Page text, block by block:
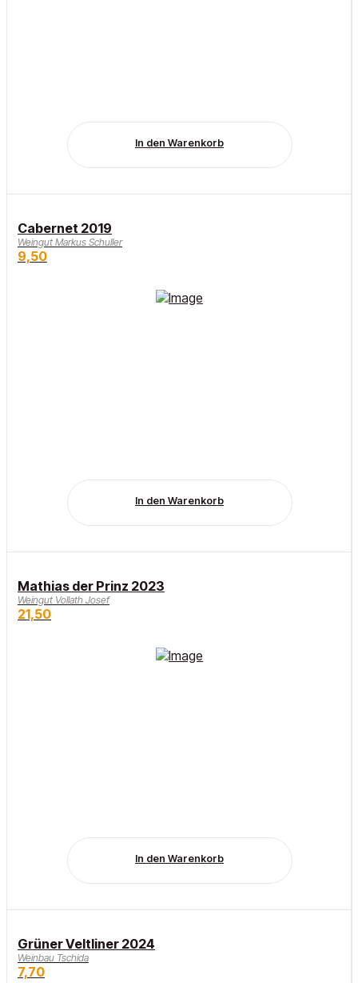
In den Warenkorb
Cabernet 2019
Weingut Markus Schuller
9,50
In den Warenkorb
Mathias der Prinz 2023
Weingut Vollath Josef
21,50
In den Warenkorb
Grüner Veltliner 2024
Weinbau Tschida
7,70